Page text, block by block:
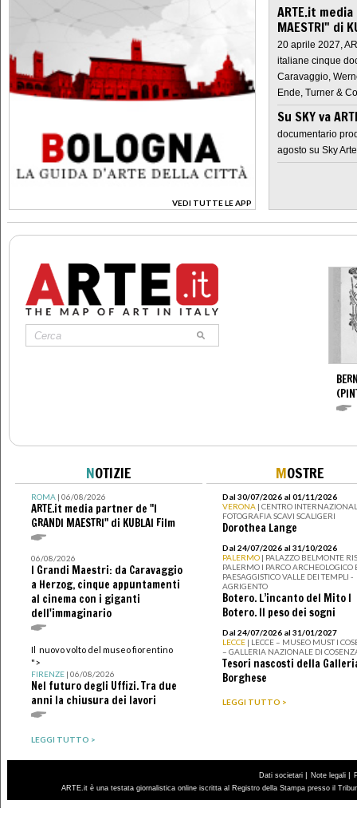
VEDI TUTTE LE APP
>
ARTE.it
MAESTRI" di
20 aprile 2027,
italiane cinque
Caravaggio,
Ende, Turner &
Su SKY va
documentario
agosto su Sky Arte
NOTIZIE
ROMA| 06/08/2026
ARTE.it media partner de "I
GRANDI MAESTRI" di KUBLAI Film
06/08/2026
I Grandi Maestri: da Caravaggio
a Herzog, cinque appuntamenti
al cinema con i giganti
dell'immaginario
Il nuovo volto del museo fiorentino
">
FIRENZE| 06/08/2026
Nel futuro degli Uffizi. Tra due
anni la chiusura dei lavori
LEGGI TUTTO >
MOSTRE
Dal 30/07/2026 al 01/11/2026
VERONA | CENTRO
FOTOGRAFIA SCAVI SCALIGERI
Dorothea Lange
Dal 24/07/2026 al 31/10/2026
PALERMO | PALAZZO BELMONTE
PALERMO I PARCO ARCHEOLOGICO
PAESAGGISTICO VALLE DEI TEMPLI -
AGRIGENTO
Botero. L’incanto del Mito I
Botero. Il peso dei sogni
Dal 24/07/2026 al 31/01/2027
LECCE | LECCE – MUSEO MUST I
– GALLERIA NAZIONALE DI
Tesori nascosti della
Borghese
LEGGI TUTTO >
Dati societari | Note legali |
ARTE.it è una testata giornalistica online iscritta al Registro della Stampa presso il